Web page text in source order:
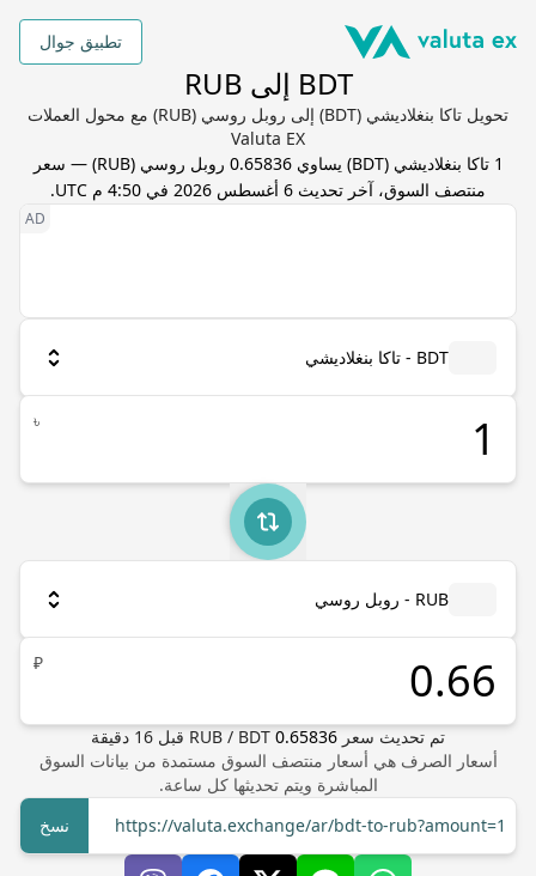
تطبيق جوال
BDT إلى RUB
تحويل تاكا بنغلاديشي (BDT) إلى روبل روسي (RUB) مع محول العملات
Valuta EX
1 تاكا بنغلاديشي (
BDT) يساوي0.65836 روبل روسي (
RUB) — سعر
منتصف السوق، آخر تحديث 6 أغسطس 2026 في 4:50 م UTC .
BDT - تاكا بنغلاديشي
৳
RUB - روبل روسي
₽
تم تحديث سعر RUB / BDT 0.65836 قبل 16 دقيقة
أسعار الصرف هي أسعار منتصف السوق مستمدة من بيانات السوق
المباشرة ويتم تحديثها كل ساعة.
https://valuta.exchange/ar/bdt-to-rub?amount=1
نسخ